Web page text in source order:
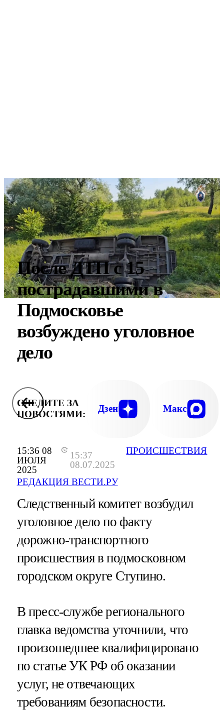
15:36 08
ИЮЛЯ
2025
15:37
08.07.2025
РЕДАКЦИЯ ВЕСТИ.РУ
ПРОИСШЕСТВИЯ
После ДТП с 15
пострадавшими в
Подмосковье
возбуждено уголовное
дело
СЛЕДИТЕ ЗА
НОВОСТЯМИ:
Дзен Макс
Следственный комитет возбудил
уголовное дело по факту
дорожно-транспортного
происшествия в подмосковном
городском округе Ступино.
В пресс-службе регионального
главка ведомства уточнили, что
произошедшее квалифицировано
по статье УК РФ об оказании
услуг, не отвечающих
требованиям безопасности.